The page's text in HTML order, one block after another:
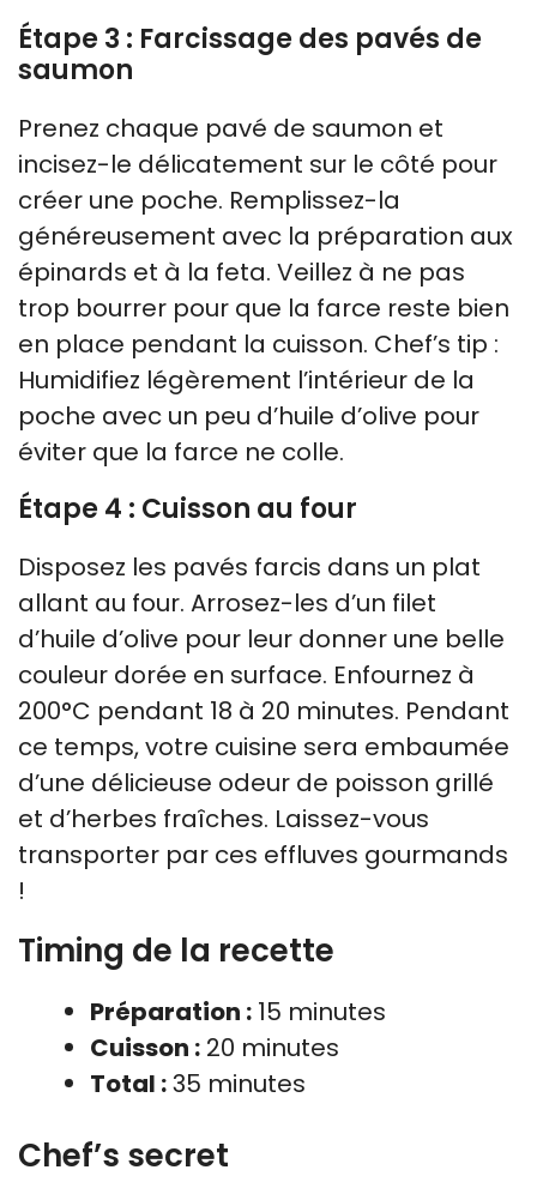
Étape 3 : Farcissage des pavés de
saumon
Prenez chaque pavé de saumon et
incisez-le délicatement sur le côté pour
créer une poche. Remplissez-la
généreusement avec la préparation aux
épinards et à la feta. Veillez à ne pas
trop bourrer pour que la farce reste bien
en place pendant la cuisson. Chef’s tip :
Humidifiez légèrement l’intérieur de la
poche avec un peu d’huile d’olive pour
éviter que la farce ne colle.
Étape 4 : Cuisson au four
Disposez les pavés farcis dans un plat
allant au four. Arrosez-les d’un filet
d’huile d’olive pour leur donner une belle
couleur dorée en surface. Enfournez à
200°C pendant 18 à 20 minutes. Pendant
ce temps, votre cuisine sera embaumée
d’une délicieuse odeur de poisson grillé
et d’herbes fraîches. Laissez-vous
transporter par ces effluves gourmands
!
Timing de la recette
Préparation : 15 minutes
Cuisson : 20 minutes
Total :35 minutes
Chef’s secret